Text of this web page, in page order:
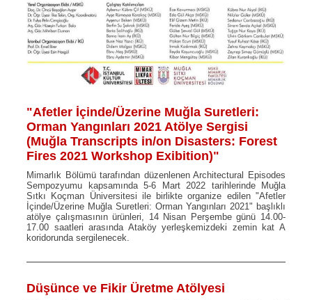
"Afetler İçinde/Üzerine Muğla Suretleri:
Orman Yangınları 2021 Atölye Sergisi
(Muğla Transcripts in/on Disasters: Forest
Fires 2021 Workshop Exibition)"
Mimarlık Bölümü tarafından düzenlenen Architectural Episodes
Sempozyumu kapsamında 5-6 Mart 2022 tarihlerinde Muğla
Sıtkı Koçman Üniversitesi ile birlikte organize edilen "Afetler
İçinde/Üzerine Muğla Suretleri: Orman Yangınları 2021" başlıklı
atölye çalışmasının ürünleri, 14 Nisan Perşembe günü 14.00-
17.00 saatleri arasında Ataköy yerleşkemizdeki zemin kat A
koridorunda sergilenecek.
Düşünce ve Fikir Üretme Atölyesi